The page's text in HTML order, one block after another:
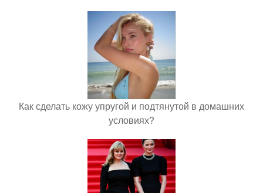
Как сделать кожу упругой и подтянутой в домашних
условиях?